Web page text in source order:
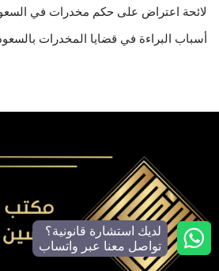
لائحة اعتراض على حكم مخدرات في
أسباب البراءة في قضايا المخدرات بالسعودية
لديك استشارة قانونية؟
تواصل معنا عبر واتساب